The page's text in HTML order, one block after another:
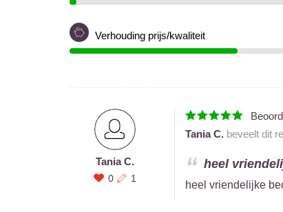
Verhouding prijs/kwaliteit
Tania C.
0 1
Tania C.beveelt dit
heel
heel vriendelijke